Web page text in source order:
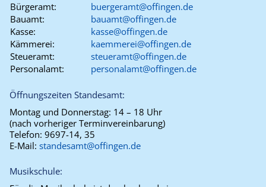
Bürgeramt:
buergeramt@offingen.de
Bauamt:
bauamt@offingen.de
Kasse:
kasse@offingen.de
Kämmerei:
kaemmerei@offingen.de
Steueramt:
steueramt@offingen.de
Personalamt:
personalamt@offingen.de
Öffnungszeiten Standesamt:
Montag und Donnerstag: 14 – 18 Uhr
(nach vorheriger Terminvereinbarung)
Telefon: 9697-14, 35
E-Mail: standesamt@offingen.de
Musikschule: